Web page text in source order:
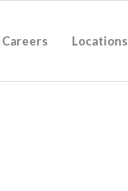
Careers Locations